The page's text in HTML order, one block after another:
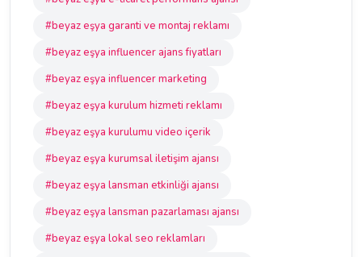
#beyaz eşya garanti ve montaj reklamı
#beyaz eşya influencer ajans fiyatları
#beyaz eşya influencer marketing
#beyaz eşya kurulum hizmeti reklamı
#beyaz eşya kurulumu video içerik
#beyaz eşya kurumsal iletişim ajansı
#beyaz eşya lansman etkinliği ajansı
#beyaz eşya lansman pazarlaması ajansı
#beyaz eşya lokal seo reklamları